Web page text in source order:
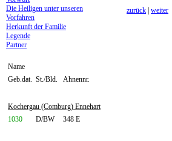
Die Heiligen unter unseren
Vorfahren
Herkunft der Familie
Legende
Partner
Name
Geb.dat. St./Bld. Ahnennr.
Kochergau (Comburg) Ennehart
1030
D/BW 348 E
zurück weiter